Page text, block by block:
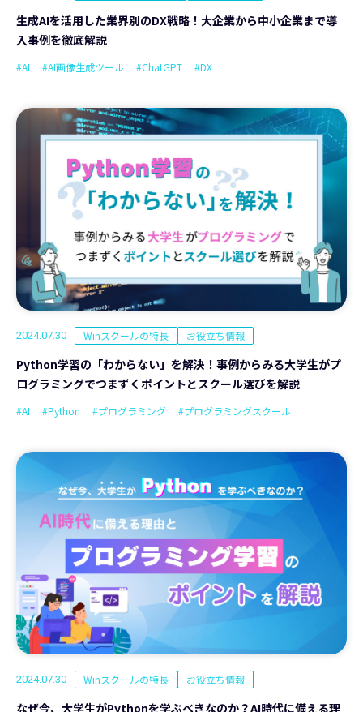
生成AIを活用した業界別のDX戦略！大企業から中小企業まで導
入事例を徹底解説
#AI #AI画像生成ツール #ChatGPT #DX
2024.07.30 Winスクールの特長 お役立ち情報
Python学習の「わからない」を解決！事例からみる大学生がプ
ログラミングでつまずくポイントとスクール選びを解説
#AI #Python #プログラミング #プログラミングスクール
2024.07.30 Winスクールの特長 お役立ち情報
なぜ今、大学生がPythonを学ぶべきなのか？AI時代に備える理